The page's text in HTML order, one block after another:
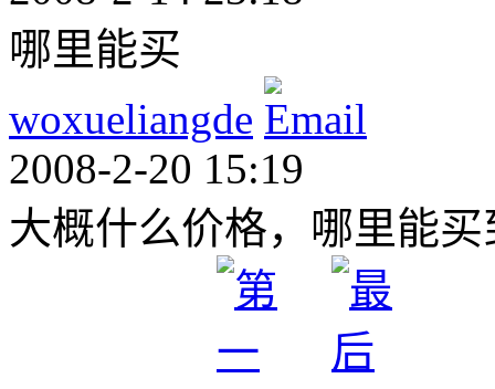
哪里能买
woxueliangde
2008-2-20 15:19
大概什么价格，哪里能买